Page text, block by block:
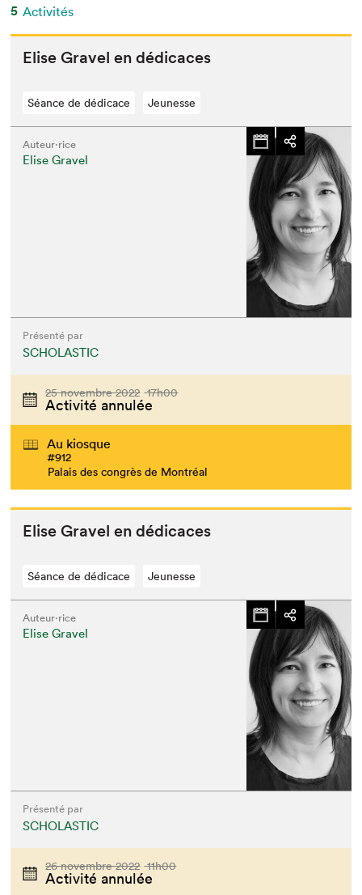
5 Activités
Elise Grav­el en dédicaces
Séance de dédicace Jeunesse
Auteur·rice
Elise Gravel
Présenté par
SCHOLASTIC
25 novembre 2022 17h00
Activité annulée
Au kiosque
#912
Palais des congrès de Montréal
Elise Grav­el en dédicaces
Séance de dédicace Jeunesse
Auteur·rice
Elise Gravel
Présenté par
SCHOLASTIC
26 novembre 2022 11h00
Activité annulée